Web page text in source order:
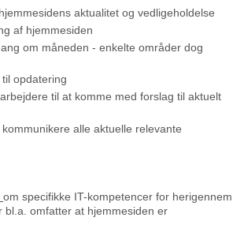
aktualitet og vedligeholdelse
af hjemmesiden
om måneden - enkelte områder dog
opdatering
til at komme med forslag til aktuelt
alle aktuelle relevante
om specifikke IT-kompetencer for herigennem
omfatter at hjemmesiden er